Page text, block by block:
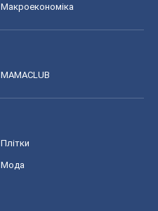
Макроекономіка
MAMACLUB
Плітки
Мода